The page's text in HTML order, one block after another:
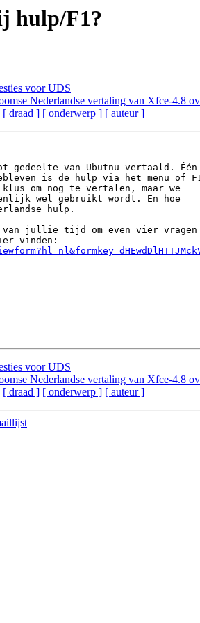
hulp/F1?
voor UDS
Nederlandse vertaling van Xfce-4.8
[ draad ] [ onderwerp ] [ auteur ]
gedeelte van Ubutnu vertaald. Één
is de hulp via het menu of
om nog te vertalen, maar we
wel gebruikt wordt. En hoe
hulp.
van jullie tijd om even vier vragen
voor UDS
Nederlandse vertaling van Xfce-4.8
[ draad ] [ onderwerp ] [ auteur ]